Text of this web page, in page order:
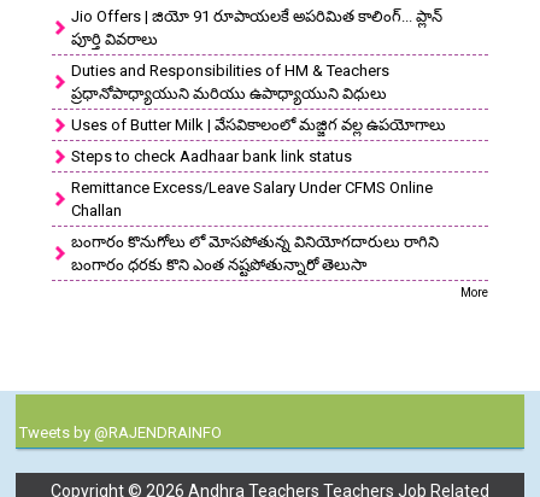
Jio Offers | జియో 91 రూపాయలకే అపరిమిత కాలింగ్... ప్లాన్
పూర్తి వివరాలు
Duties and Responsibilities of HM & Teachers
ప్రధానోపాధ్యాయుని మరియు ఉపాధ్యాయుని విధులు
Uses of Butter Milk | వేసవికాలంలో మజ్జిగ వల్ల ఉపయోగాలు
Steps to check Aadhaar bank link status
Remittance Excess/Leave Salary Under CFMS Online
Challan
బంగారం కొనుగోలు లో మోసపోతున్న వినియోగదారులు రాగిని
బంగారం ధరకు కొని ఎంత నష్టపోతున్నారో తెలుసా
More
Tweets by @RAJENDRAINFO
Copyright © 2026 Andhra Teachers Teachers Job Related